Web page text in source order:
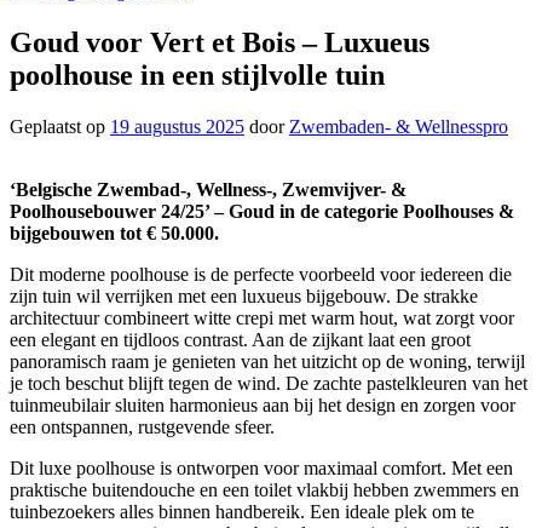
Goud voor Vert et Bois – Luxueus
poolhouse in een stijlvolle tuin
Geplaatst op 19 augustus 2025 door Zwembaden- & Wellnesspro
‘Belgische Zwembad-, Wellness-, Zwemvijver- &
Poolhousebouwer 24/25’ – Goud in de categorie Poolhouses &
bijgebouwen tot € 50.000.
Dit moderne poolhouse is de perfecte voorbeeld voor iedereen die
zijn tuin wil verrijken met een luxueus bijgebouw. De strakke
architectuur combineert witte crepi met warm hout, wat zorgt voor
een elegant en tijdloos contrast. Aan de zijkant laat een groot
panoramisch raam je genieten van het uitzicht op de woning, terwijl
je toch beschut blijft tegen de wind. De zachte pastelkleuren van het
tuinmeubilair sluiten harmonieus aan bij het design en zorgen voor
een ontspannen, rustgevende sfeer.
Dit luxe poolhouse is ontworpen voor maximaal comfort. Met een
praktische buitendouche en een toilet vlakbij hebben zwemmers en
tuinbezoekers alles binnen handbereik. Een ideale plek om te